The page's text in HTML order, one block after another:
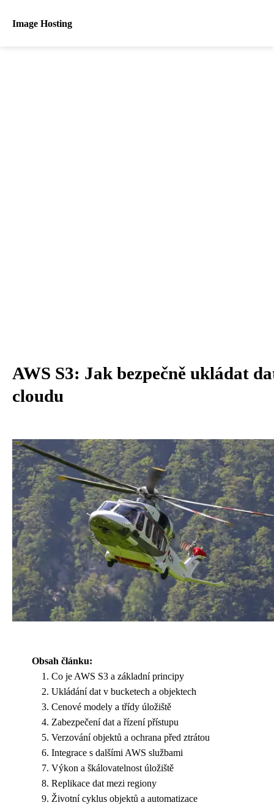
Image Hosting
AWS S3: Jak bezpečně ukládat
cloudu
Obsah článku:
Co je AWS S3 a základní principy
Ukládání dat v bucketech a objektech
Cenové modely a třídy úložiště
Zabezpečení dat a řízení přístupu
Verzování objektů a ochrana před ztrátou
Integrace s dalšími AWS službami
Výkon a škálovatelnost úložiště
Replikace dat mezi regiony
Životní cyklus objektů a automatizace